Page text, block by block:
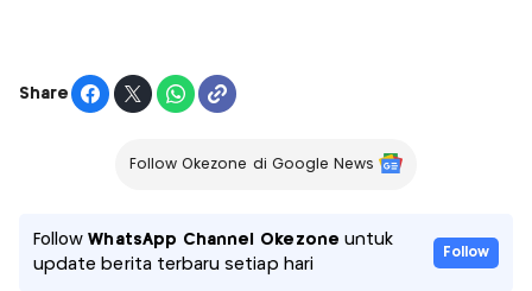
Share
Follow Okezone di Google News
FollowWhatsApp Channel Okezone untuk
update berita terbaru setiap hari
Follow